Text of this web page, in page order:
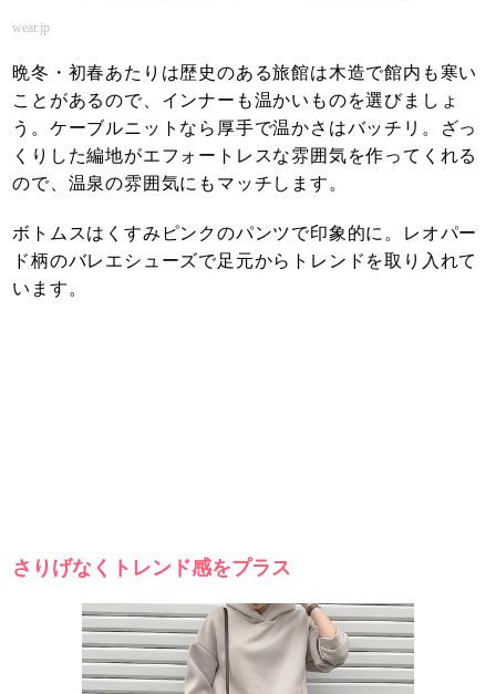
wear.jp
晩冬・初春あたりは歴史のある旅館は木造で館内も寒い
ことがあるので、インナーも温かいものを選びましょ
う。ケーブルニットなら厚手で温かさはバッチリ。ざっ
くりした編地がエフォートレスな雰囲気を作ってくれる
ので、温泉の雰囲気にもマッチします。
ボトムスはくすみピンクのパンツで印象的に。レオパー
ド柄のバレエシューズで足元からトレンドを取り入れて
います。
さりげなくトレンド感をプラス